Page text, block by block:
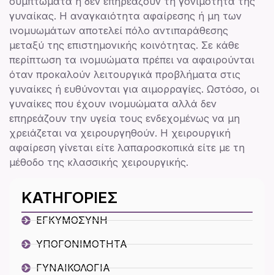
γυναίκας. Η αναγκαιότητα αφαίρεσης ή μη των
ινομυωμάτων αποτελεί πόλο αντιπαράθεσης
μεταξύ της επιστημονικής κοινότητας. Σε κάθε
περίπτωση τα ινομυώματα πρέπει να αφαιρούνται
όταν προκαλούν λειτουργικά προβλήματα στις
γυναίκες ή ευθύνονται για αιμορραγίες. Ωστόσο, οι
γυναίκες που έχουν ινομυώματα αλλά δεν
επηρεάζουν την υγεία τους ενδεχομένως να μη
χρειάζεται να χειρουργηθούν. Η χειρουργική
αφαίρεση γίνεται είτε λαπαροσκοπικά είτε με τη
μέθοδο της κλασσικής χειρουργικής.
ΚΑΤΗΓΟΡΙΕΣ
ΕΓΚΥΜΟΣΥΝΗ
ΥΠΟΓΟΝΙΜΟΤΗΤΑ
ΓΥΝΑΙΚΟΛΟΓΙΑ